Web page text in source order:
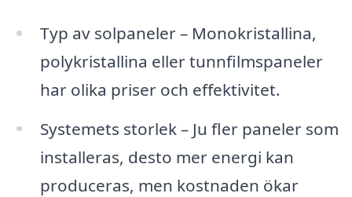
Typ av solpaneler – Monokristallina,
polykristallina eller tunnfilmspaneler
har olika priser och effektivitet.
Systemets storlek – Ju fler paneler som
installeras, desto mer energi kan
produceras, men kostnaden ökar